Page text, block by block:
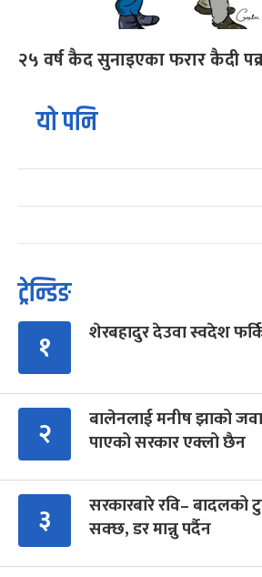
२५ वर्ष कैद सुनाइएका फरार कैदी
यो पनि
ट्रेन्डिङ
१ शेरबहादुर देउवा स्वदेश
२
बालेनलाई मनीष झाको
पाएको सरकार एक्लो छैन
३
सरकारबारे रवि– बादलको
सक्छ, डर मान्नु पर्दैन